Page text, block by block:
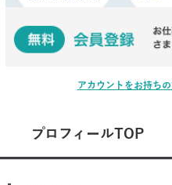
アカウントをお持ち
プロフィールTOP